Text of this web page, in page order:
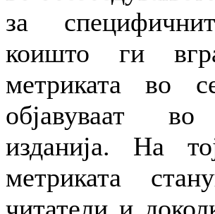
за
коишто ги
метриката во
објавуваат
изданија. На
метриката